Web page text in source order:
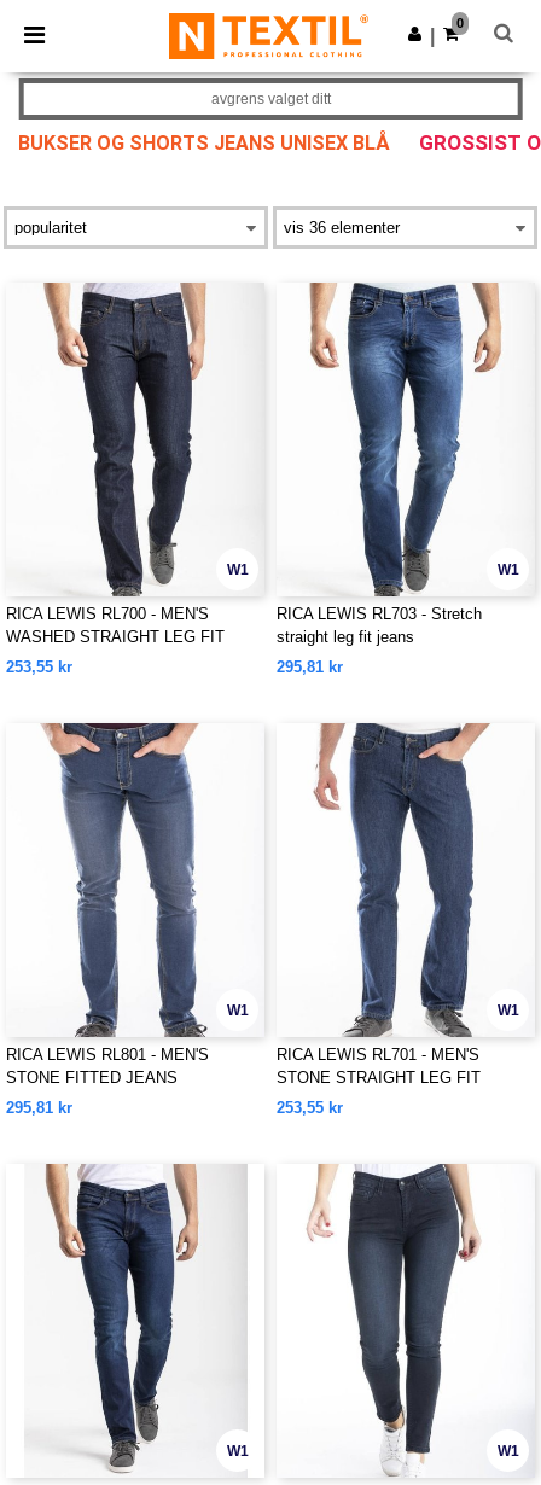
× Ntextil-app
Bedre priser i appen!
Last ned app
0
BUKSER OG SHORTS JEANS UNISEX BLÅ GROSSIST
avgrens valget ditt
W1
RICA LEWIS RL700 - MEN'S
WASHED STRAIGHT LEG FIT
JEANS
253,55 kr
W1
RICA LEWIS RL703 - Stretch
straight leg fit jeans
295,81 kr
W1
RICA LEWIS RL801 - MEN'S
STONE FITTED JEANS
295,81 kr
W1
RICA LEWIS RL701 - MEN'S
STONE STRAIGHT LEG FIT
JEANS
253,55 kr
W1 W1